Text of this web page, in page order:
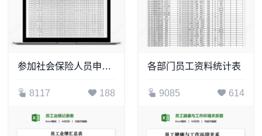
参加社会保险人员申报表
8117 188
各部门员工资料统计表
9085 614